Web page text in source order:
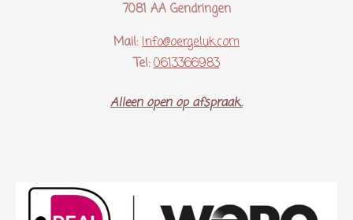
7081 AA Gendringen
Mail: Info@oergeluk.com
Tel: 0613366983
Alleen open op afspraak..